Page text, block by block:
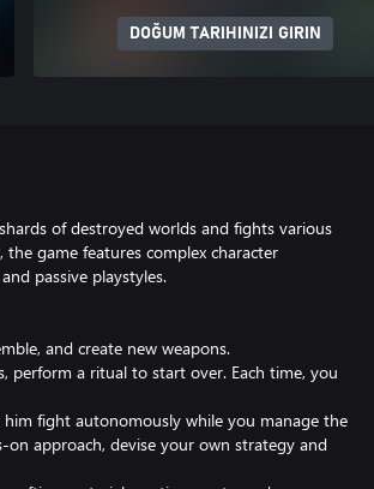
DOĞUM TARIHINIZI GIRIN
of destroyed worlds and fights various
game features complex character
passive playstyles.
and create new weapons.
perform a ritual to start over. Each time, you
fight autonomously while you manage the
approach, devise your own strategy and